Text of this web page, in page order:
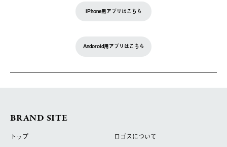
iPhone用アプリはこちら
Andoroid用アプリはこちら
BRAND SITE
トップ
ロゴスについて